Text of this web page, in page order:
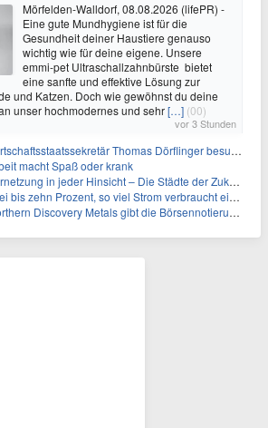
Mörfelden-Walldorf, 08.08.2026 (lifePR) -
Eine gute Mundhygiene ist für die
Gesundheit deiner Haustiere genauso
wichtig wie für deine eigene. Unsere
emmi-pet Ultraschallzahnbürste bietet
eine sanfte und effektive Lösung zur
und Katzen. Doch wie gewöhnst du deine
unser hochmodernes und sehr[…] (00)
vor 3 Stunden
Thomas Dörflinger besucht Handwerksbetrieb im Kammerbezirk Freiburg
macht Spaß oder krank
in jeder Hinsicht – Die Städte der Zukunft sind grün-blau
bis zehn Prozent, so viel Strom verbraucht ein Aufzug im Gebäude
Discovery Metals gibt die Börsennotierung an der Frankfurter Wertpapierbörse bekannt